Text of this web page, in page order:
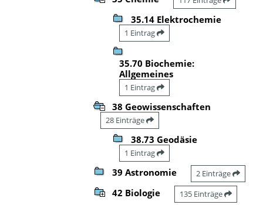
35.14 Elektrochemie
1 Eintrag
35.70 Biochemie:
Allgemeines
1 Eintrag
38 Geowissenschaften
28 Einträge
38.73 Geodäsie
1 Eintrag
39 Astronomie 2 Einträge
42 Biologie 135 Einträge